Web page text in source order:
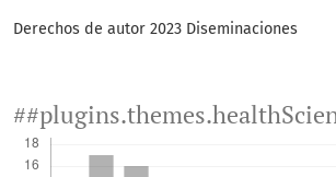
Derechos de autor 2023 Diseminaciones